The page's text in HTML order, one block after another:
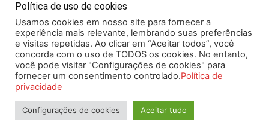
Este portal obedece às prescrições da Lei Geral de Proteção de Dados.
2026 SINAL – Sindicato Nacional dos Funcionários do Banco Central.
Política de uso de cookies
Usamos cookies em nosso site para fornecer a
experiência mais relevante, lembrando suas preferências
e visitas repetidas. Ao clicar em “Aceitar todos”, você
concorda com o uso de TODOS os cookies. No entanto,
você pode visitar "Configurações de cookies" para
fornecer um consentimento controlado.Política de
privacidade
Configurações de cookies Aceitar tudo